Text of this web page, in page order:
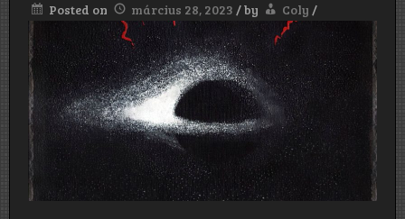
Posted on március 28, 2023 /by Coly /